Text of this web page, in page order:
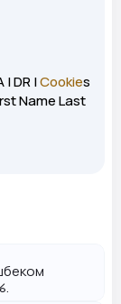
DR |Cookies
Name Last